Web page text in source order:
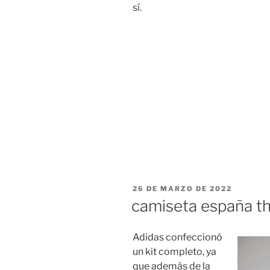
sí.
PUBLICADO
26 DE MARZO DE 2022
camiseta españa
Adidas confeccionó
un kit completo, ya
que además de la